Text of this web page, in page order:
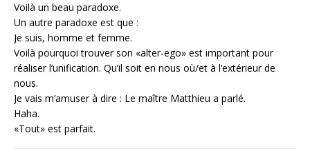
Voilà un beau paradoxe.
Un autre paradoxe est que :
Je suis, homme et femme.
Voilà pourquoi trouver son «alter-ego» est important pour
réaliser l’unification. Qu’il soit en nous où/et à l’extérieur de
nous.
Je vais m’amuser à dire : Le maître Matthieu a parlé.
Haha.
«Tout» est parfait.